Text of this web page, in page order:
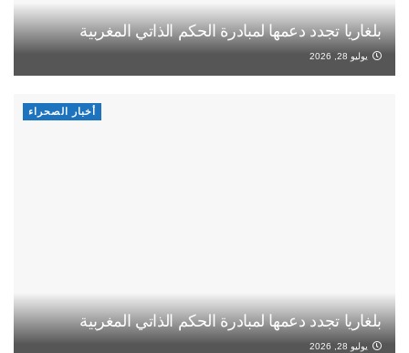
بلغاريا تجدد دعمها لمبادرة الحكم الذاتي المغربية
يوليو 28, 2026
أخبار الصحراء
بلغاريا تجدد دعمها لمبادرة الحكم الذاتي المغربية
يوليو 28, 2026